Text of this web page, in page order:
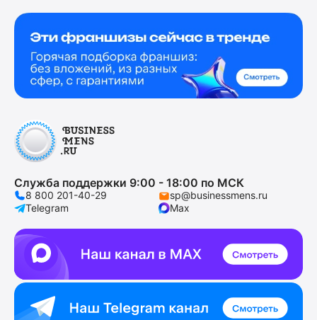
Служба поддержки 9:00 - 18:00 по МСК
8 800 201-40-29
sp@businessmens.ru
Telegram
Max